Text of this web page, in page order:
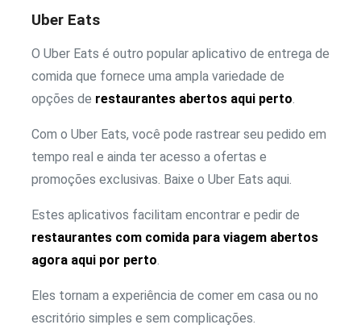
Uber Eats
O Uber Eats é outro popular aplicativo de entrega de
comida que fornece uma ampla variedade de
opções de restaurantes abertos aqui perto.
Com o Uber Eats, você pode rastrear seu pedido em
tempo real e ainda ter acesso a ofertas e
promoções exclusivas. Baixe o Uber Eats aqui.
Estes aplicativos facilitam encontrar e pedir de
restaurantes com comida para viagem abertos
agora aqui por perto.
Eles tornam a experiência de comer em casa ou no
escritório simples e sem complicações.